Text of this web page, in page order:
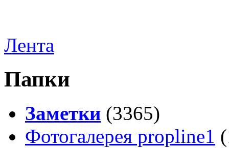
Лента
Папки
Заметки (3365)
Фотогалерея propline1